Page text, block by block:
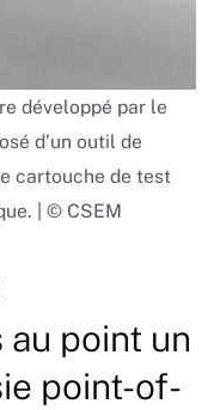
développé par le
d’un outil de
cartouche de test
| © CSEM
point un
point-of-